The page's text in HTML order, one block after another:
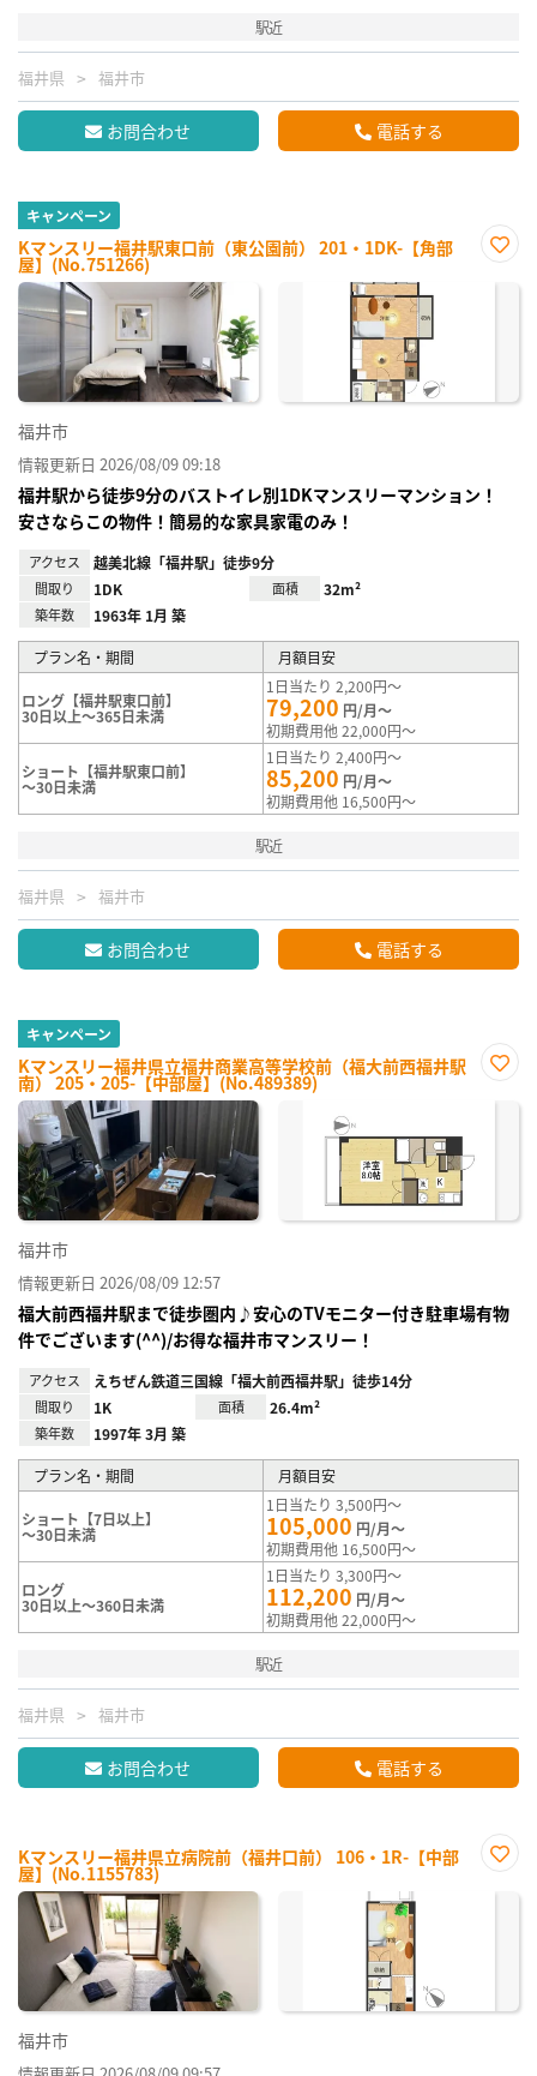
駅近
福井県 福井市
お問合わせ 電話する
キャンペーン
Kマンスリー福井駅東口前（東公園前） 201・1DK-【角部
屋】(No.751266)
に入
福井市
情報更新日 2026/08/09 09:18
福井駅から徒歩9分のバストイレ別1DKマンスリーマンション！
安さならこの物件！簡易的な家具家電のみ！
アクセス 越美北線「福井駅」徒歩9分
間取り 1DK 面積 32m²
築年数 1963年 1月 築
プラン名・期間 月額目安
ロング【福井駅東口前】
30日以上～365日未満
1日当たり 2,200円～
79,200 円/月～
初期費用他 22,000円～
ショート【福井駅東口前】
～30日未満
1日当たり 2,400円～
85,200 円/月～
初期費用他 16,500円～
駅近
福井県 福井市
お問合わせ 電話する
キャンペーン
Kマンスリー福井県立福井商業高等学校前（福大前西福井駅
南） 205・205-【中部屋】(No.489389)
に入
福井市
情報更新日 2026/08/09 12:57
福大前西福井駅まで徒歩圏内♪安心のTVモニター付き駐車場有物
件でございます(^^)/お得な福井市マンスリー！
アクセス えちぜん鉄道三国線「福大前西福井駅」徒歩14分
間取り 1K 面積 26.4m²
築年数 1997年 3月 築
プラン名・期間 月額目安
ショート【7日以上】
～30日未満
1日当たり 3,500円～
105,000 円/月～
初期費用他 16,500円～
ロング
30日以上～360日未満
1日当たり 3,300円～
112,200 円/月～
初期費用他 22,000円～
駅近
福井県 福井市
お問合わせ 電話する
Kマンスリー福井県立病院前（福井口前） 106・1R-【中部
屋】(No.1155783)
に入
福井市